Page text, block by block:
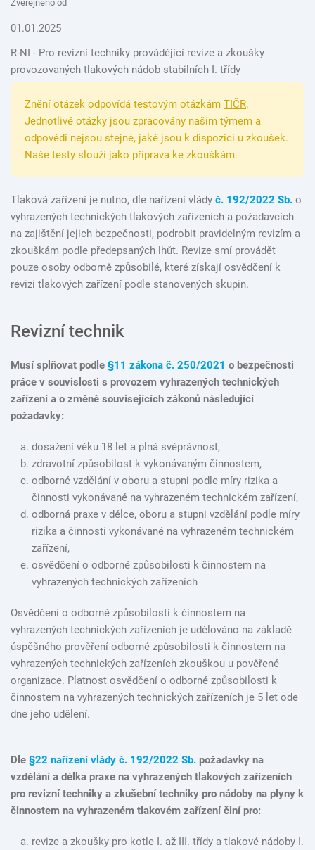
Zveřejněno od
01.01.2025
R-NI - Pro revizní techniky provádějící revize a zkoušky
provozovaných tlakových nádob stabilních I. třídy
Znění otázek odpovídá testovým otázkám TIČR.
Jednotlivé otázky jsou zpracovány našim týmem a
odpovědi nejsou stejné, jaké jsou k dispozici u zkoušek.
Naše testy slouží jako příprava ke zkouškám.
Tlaková zařízení je nutno, dle nařízení vlády č. 192/2022 Sb. o
vyhrazených technických tlakových zařízeních a požadavcích
na zajištění jejich bezpečnosti, podrobit pravidelným revizím a
zkouškám podle předepsaných lhůt. Revize smí provádět
pouze osoby odborně způsobilé, které získají osvědčení k
revizi tlakových zařízení podle stanovených skupin.
Revizní technik
Musí splňovat podle §11 zákona č. 250/2021 o bezpečnosti
práce v souvislosti s provozem vyhrazených technických
zařízení a o změně souvisejících zákonů následující
požadavky:
dosažení věku 18 let a plná svéprávnost,
zdravotní způsobilost k vykonávaným činnostem,
odborné vzdělání v oboru a stupni podle míry rizika a
činnosti vykonávané na vyhrazeném technickém zařízení,
odborná praxe v délce, oboru a stupni vzdělání podle míry
rizika a činnosti vykonávané na vyhrazeném technickém
zařízení,
osvědčení o odborné způsobilosti k činnostem na
vyhrazených technických zařízeních
Osvědčení o odborné způsobilosti k činnostem na
vyhrazených technických zařízeních je udělováno na základě
úspěšného prověření odborné způsobilosti k činnostem na
vyhrazených technických zařízeních zkouškou u pověřené
organizace. Platnost osvědčení o odborné způsobilosti k
činnostem na vyhrazených technických zařízeních je 5 let ode
dne jeho udělení.
Dle §22 nařízení vlády č. 192/2022 Sb. požadavky na
vzdělání a délka praxe na vyhrazených tlakových zařízeních
pro revizní techniky a zkušební techniky pro nádoby na plyny k
činnostem na vyhrazeném tlakovém zařízení činí pro:
revize a zkoušky pro kotle I. až III. třídy a tlakové nádoby I.